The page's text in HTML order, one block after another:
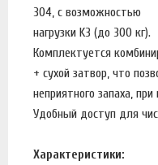
304, с возможностью
нагрузки K3 (до 300 кг).
Комплектуется
+ сухой затвор, что
неприятного запаха,
Удобный доступ для
Характеристики: